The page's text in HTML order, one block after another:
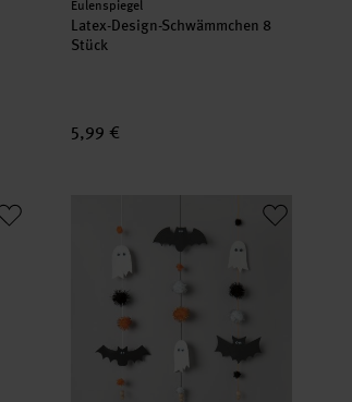
Hersteller:
Eulenspiegel
Latex-Design-Schwämmchen 8
Stück
5,99 €
Bastelanleitung Halloween-Girlande